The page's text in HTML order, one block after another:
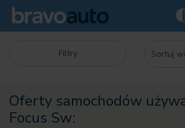
Filtry
Oferty samochodów
Focus Sw: